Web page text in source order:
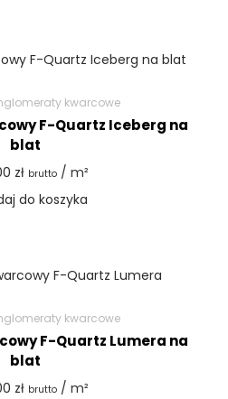
kwarcowe
F-Quartz Iceberg na
blat
zł brutto / m²
do koszyka
kwarcowe
F-Quartz Lumera na
blat
zł brutto/ m²